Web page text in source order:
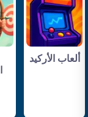
ألعاب الأركيد